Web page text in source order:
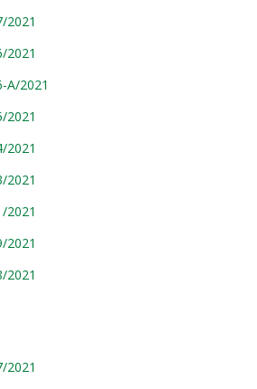
2021
2021
A/2021
2021
2021
2021
2021
2021
2021
2021